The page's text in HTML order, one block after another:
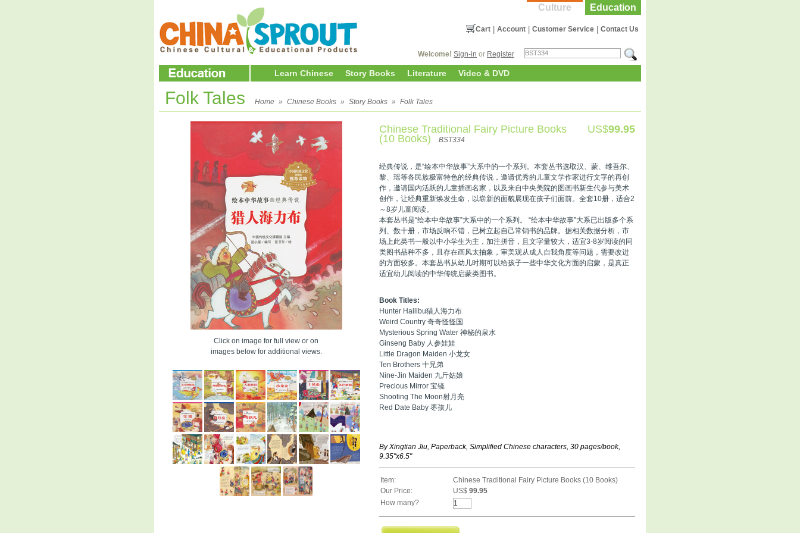
Education
Culture
Contact Us
Customer Service
Account
Cart
Welcome! Sign-in or Register
Learn Chinese Story Books Literature Video & DVD
Folk Tales Home » Chinese Books » Story Books » Folk Tales
Click on image for full view or on
images below for additional views.
Chinese Traditional Fairy Picture Books
(10 Books)
BST334
US$99.95
经典传说，是“绘本中华故事”大系中的一个系列。本套丛书选取汉、蒙、维吾尔、
黎、瑶等各民族极富特色的经典传说，邀请优秀的儿童文学作家进行文字的再创
作，邀请国内活跃的儿童插画名家，以及来自中央美院的图画书新生代参与美术
创作，让经典重新焕发生命，以崭新的面貌展现在孩子们面前。全套10册，适合2
～8岁儿童阅读。
本套丛书是“绘本中华故事”大系中的一个系列。 “绘本中华故事”大系已出版多个系
列、数十册，市场反响不错，已树立起自己常销书的品牌。据相关数据分析，市
场上此类书一般以中小学生为主，加注拼音，且文字量较大，适宜3-8岁阅读的同
类图书品种不多，且存在画风太抽象，审美观从成人自我角度等问题，需要改进
的方面较多。本套丛书从幼儿时期可以给孩子一些中华文化方面的启蒙，是真正
适宜幼儿阅读的中华传统启蒙类图书。
Book Titles:
Hunter Hailibu猎人海力布
Weird Country 奇奇怪怪国
Mysterious Spring Water 神秘的泉水
Ginseng Baby 人参娃娃
Little Dragon Maiden 小龙女
Ten Brothers 十兄弟
Nine-Jin Maiden 九斤姑娘
Precious Mirror 宝镜
Shooting The Moon射月亮
Red Date Baby 枣孩儿
By Xingtian Jiu, Paperback, Simplified Chinese characters, 30 pages/book,
9.35"x6.5"
Item:
Chinese Traditional Fairy Picture Books (10 Books)
Our Price:
US$ 99.95
How many?